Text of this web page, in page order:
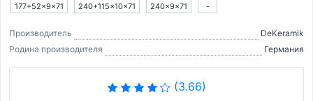
177+52×9×71 240+115×10×71 240×9×71 -
Производитель
DeKeramik
Родина производителя
Германия
(3.66)